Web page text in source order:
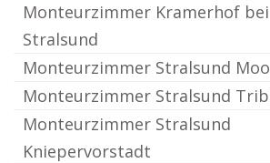
Monteurzimmer Kramerhof bei
Stralsund
Monteurzimmer Stralsund
Monteurzimmer Stralsund
Monteurzimmer Stralsund
Kniepervorstadt